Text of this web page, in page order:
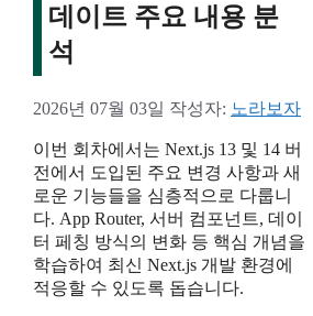
데이트 주요 내용 분
석
2026년 07월 03일 작성자: 노라보자
이번 회차에서는 Next.js 13 및 14 버
전에서 도입된 주요 변경 사항과 새
로운 기능들을 심층적으로 다룹니
다. App Router, 서버 컴포넌트, 데이
터 페칭 방식의 변화 등 핵심 개념을
학습하여 최신 Next.js 개발 환경에
적응할 수 있도록 돕습니다.